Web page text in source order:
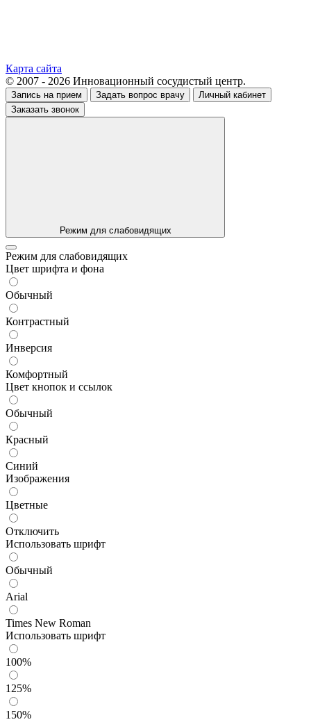
Карта сайта
© 2007 - 2026 Инновационный сосудистый центр.
Запись на прием Задать вопрос врачу
Личный кабинет
Заказать звонок
Режим для слабовидящих
Режим для слабовидящих
Цвет шрифта и фона
Обычный
Контрастный
Инверсия
Комфортный
Цвет кнопок и ссылок
Обычный
Красный
Синий
Изображения
Цветные
Отключить
Использовать шрифт
Обычный
Arial
Times New Roman
Использовать шрифт
100%
125%
150%